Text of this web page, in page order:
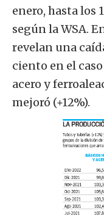
enero, hasta los
según la WSA.
revelan una
ciento en el
acero y
mejoró (+12%).